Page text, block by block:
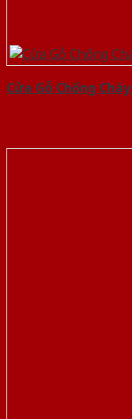
Cửa Gỗ Chống